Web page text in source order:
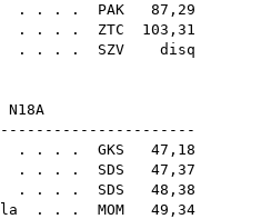
. . . . PAK 87,29
. . . . ZTC 103,31
. . . . SZV disq
N18A
. . . . GKS 47,18
. . . . SDS 47,37
. . . . SDS 48,38
. . . MOM 49,34